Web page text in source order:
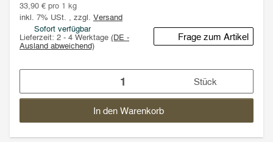
33,90 € pro 1 kg
inkl. 7% USt. , zzgl. Versand
Sofort verfügbar
Lieferzeit: 2 - 4 Werktage (DE -
Ausland abweichend)
Frage zum Artikel
Stück
In den Warenkorb